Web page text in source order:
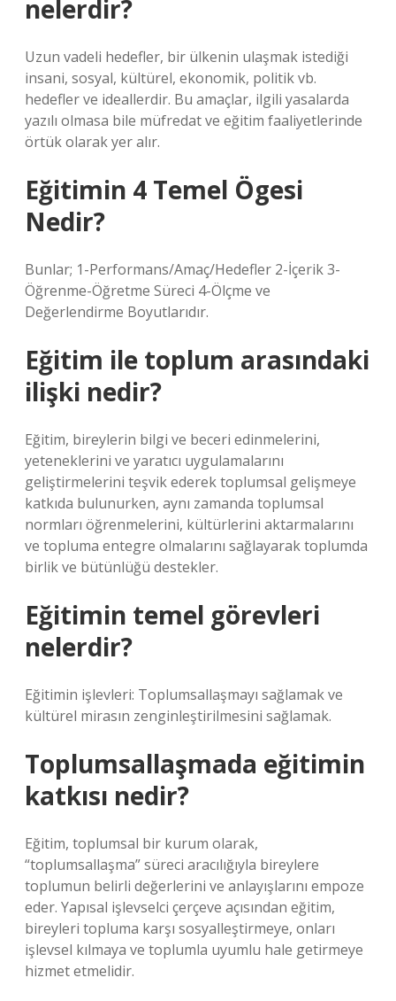
nelerdir?
Uzun vadeli hedefler, bir ülkenin ulaşmak istediği
insani, sosyal, kültürel, ekonomik, politik vb.
hedefler ve ideallerdir. Bu amaçlar, ilgili yasalarda
yazılı olmasa bile müfredat ve eğitim faaliyetlerinde
örtük olarak yer alır.
Eğitimin 4 Temel Ögesi
Nedir?
Bunlar; 1-Performans/Amaç/Hedefler 2-İçerik 3-
Öğrenme-Öğretme Süreci 4-Ölçme ve
Değerlendirme Boyutlarıdır.
Eğitim ile toplum arasındaki
ilişki nedir?
Eğitim, bireylerin bilgi ve beceri edinmelerini,
yeteneklerini ve yaratıcı uygulamalarını
geliştirmelerini teşvik ederek toplumsal gelişmeye
katkıda bulunurken, aynı zamanda toplumsal
normları öğrenmelerini, kültürlerini aktarmalarını
ve topluma entegre olmalarını sağlayarak toplumda
birlik ve bütünlüğü destekler.
Eğitimin temel görevleri
nelerdir?
Eğitimin işlevleri: Toplumsallaşmayı sağlamak ve
kültürel mirasın zenginleştirilmesini sağlamak.
Toplumsallaşmada eğitimin
katkısı nedir?
Eğitim, toplumsal bir kurum olarak,
“toplumsallaşma” süreci aracılığıyla bireylere
toplumun belirli değerlerini ve anlayışlarını empoze
eder. Yapısal işlevselci çerçeve açısından eğitim,
bireyleri topluma karşı sosyalleştirmeye, onları
işlevsel kılmaya ve toplumla uyumlu hale getirmeye
hizmet etmelidir.